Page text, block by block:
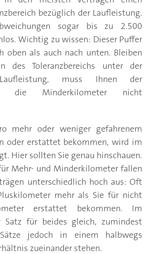
bezüglich der Laufleistung.
sogar bis zu 2.500
Wichtig zu wissen: Dieser Puffer
oben als auch nach unten. Bleiben
des Toleranzbereichs unter der
muss Ihnen der
die Minderkilometer nicht
mehr oder weniger gefahrenem
oder erstattet bekommen, wird im
Hier sollten Sie genau hinschauen.
Mehr- und Minderkilometer fallen
unterschiedlich hoch aus: Oft
mehr als Sie für nicht
erstattet bekommen. Im
für beides gleich, zumindest
jedoch in einem halbwegs
zueinander stehen.